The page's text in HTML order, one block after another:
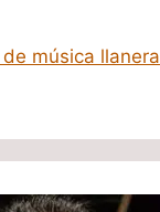
música llanera